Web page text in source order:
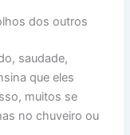
dos outros
saudade,
que eles
muitos se
no chuveiro ou